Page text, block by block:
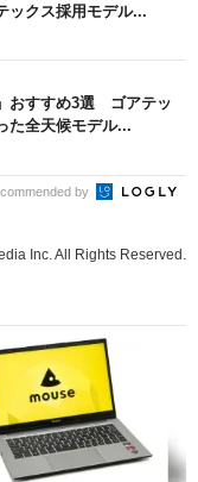
クス採用モデル...
おすすめ3選 ゴアテッ
た全天候モデル...
by
Inc. All Rights Reserved.